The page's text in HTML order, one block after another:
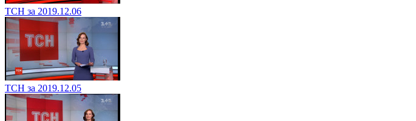
ТСН за 2019.12.06
ТСН за 2019.12.05